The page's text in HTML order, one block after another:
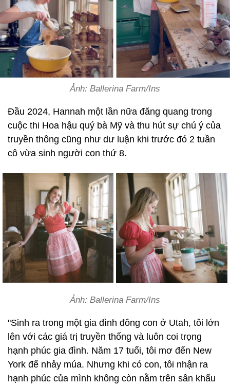
Ảnh: Ballerina Farm/Ins
Đầu 2024, Hannah một lần nữa đăng quang trong
cuộc thi Hoa hậu quý bà Mỹ và thu hút sự chú ý của
truyền thông cũng như dư luận khi trước đó 2 tuần
cô vừa sinh người con thứ 8.
Ảnh: Ballerina Farm/Ins
"Sinh ra trong một gia đình đông con ở Utah, tôi lớn
lên với các giá trị truyền thống và luôn coi trọng
hạnh phúc gia đình. Năm 17 tuổi, tôi mơ đến New
York để nhảy múa. Nhưng khi có con, tôi nhận ra
hạnh phúc của mình không còn nằm trên sân khấu